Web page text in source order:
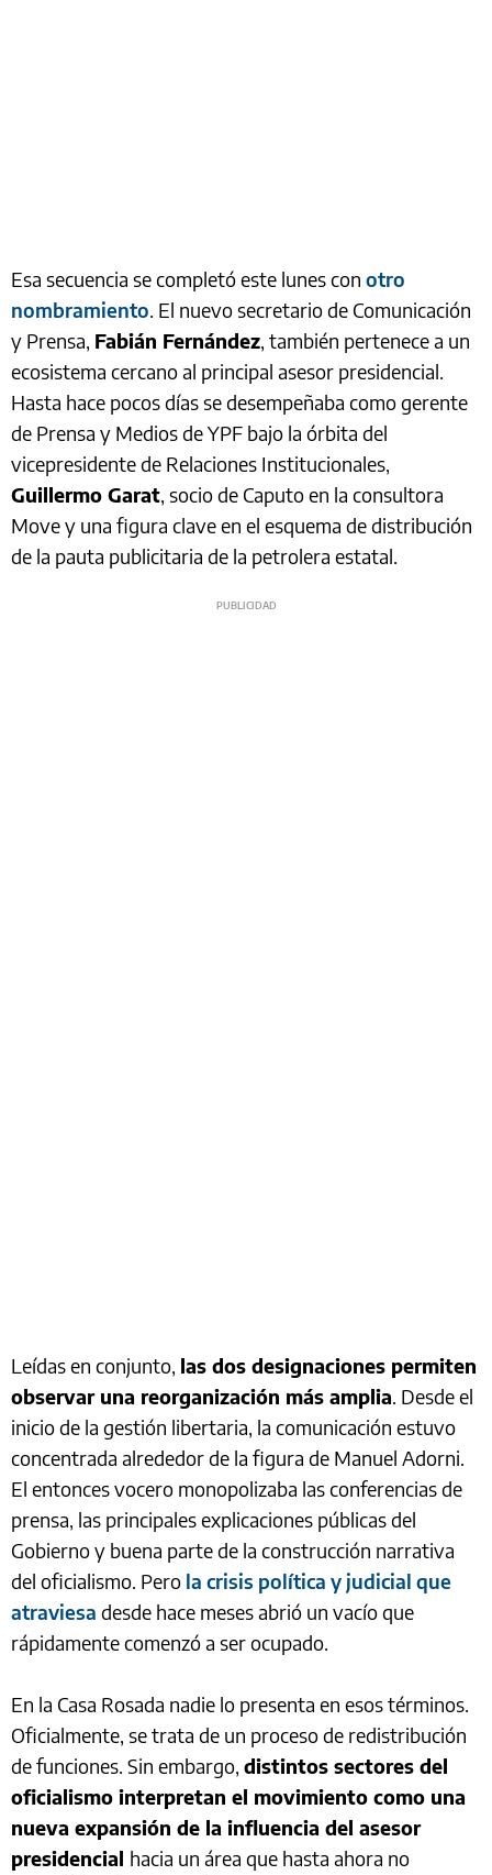
Esa secuencia se completó este lunes con otro
nombramiento. El nuevo secretario de Comunicación
y Prensa, Fabián Fernández, también pertenece a un
ecosistema cercano al principal asesor presidencial.
Hasta hace pocos días se desempeñaba como gerente
de Prensa y Medios de YPF bajo la órbita del
vicepresidente de Relaciones Institucionales,
Guillermo Garat, socio de Caputo en la consultora
Move y una figura clave en el esquema de distribución
de la pauta publicitaria de la petrolera estatal.
Leídas en conjunto, las dos designaciones permiten
observar una reorganización más amplia. Desde el
inicio de la gestión libertaria, la comunicación estuvo
concentrada alrededor de la figura de Manuel Adorni.
El entonces vocero monopolizaba las conferencias de
prensa, las principales explicaciones públicas del
Gobierno y buena parte de la construcción narrativa
del oficialismo. Pero la crisis política y judicial que
atraviesa desde hace meses abrió un vacío que
rápidamente comenzó a ser ocupado.
En la Casa Rosada nadie lo presenta en esos términos.
Oficialmente, se trata de un proceso de redistribución
de funciones. Sin embargo, distintos sectores del
oficialismo interpretan el movimiento como una
nueva expansión de la influencia del asesor
presidencial hacia un área que hasta ahora no